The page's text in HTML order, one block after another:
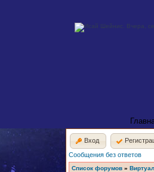
Вход
Сообщения без ответов
Список форумов »